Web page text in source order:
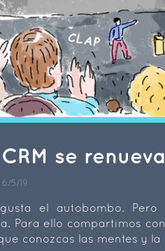
se
6/5/19
el autobombo.
Para ello compartimos
conozcas las mentes y